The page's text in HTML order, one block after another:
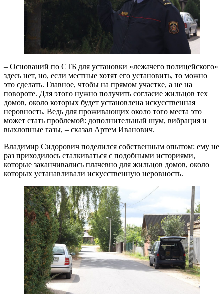
– Оснований по СТБ для установки «лежачего полицейского»
здесь нет, но, если местные хотят его установить, то можно
это сделать. Главное, чтобы на прямом участке, а не на
повороте. Для этого нужно получить согласие жильцов тех
домов, около которых будет установлена искусственная
неровность. Ведь для проживающих около того места это
может стать проблемой: дополнительный шум, вибрация и
выхлопные газы, – сказал Артем Иванович.
Владимир Сидорович поделился собственным опытом: ему не
раз приходилось сталкиваться с подобными историями,
которые заканчивались плачевно для жильцов домов, около
которых устанавливали искусственную неровность.